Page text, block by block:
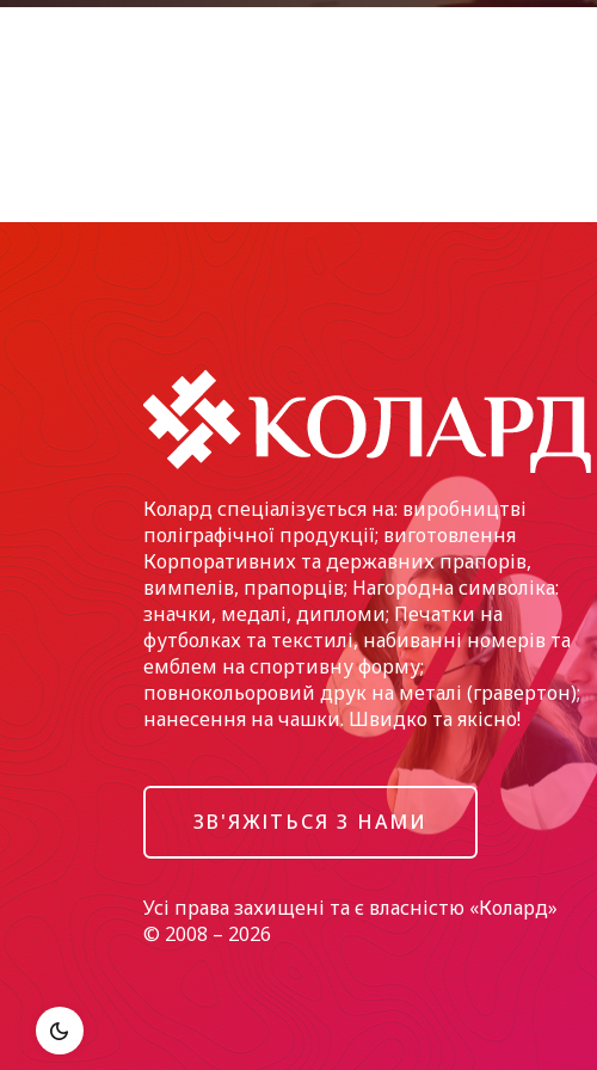
Колард спеціалізується на: виробництві
поліграфічної продукції; виготовлення
Корпоративних та державних прапорів,
вимпелів, прапорців; Нагородна символіка:
значки, медалі, дипломи; Печатки на
футболках та текстилі, набиванні номерів та
емблем на спортивну форму;
повнокольоровий друк на металі (гравертон);
нанесення на чашки. Швидко та якісно!
ЗВ'ЯЖІТЬСЯ З НАМИ
Усі права захищені та є власністю «Колард»
© 2008 – 2026